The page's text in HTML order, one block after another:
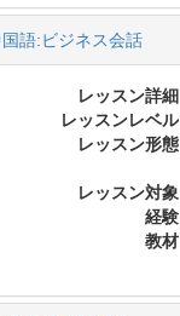
語:ビジネス会話
レッスン詳細
レッスンレベル
レッスン形態
レッスン対象
経験
教材